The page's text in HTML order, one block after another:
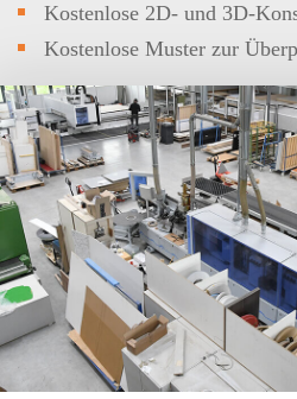
Kostenlose 2D- und 3D-
Kostenlose Muster zur
Flexible
T/T gegen Kopie von BL;
(...könnte verhandelt
Schnelle Lieferung:
3100 Sets / Monat